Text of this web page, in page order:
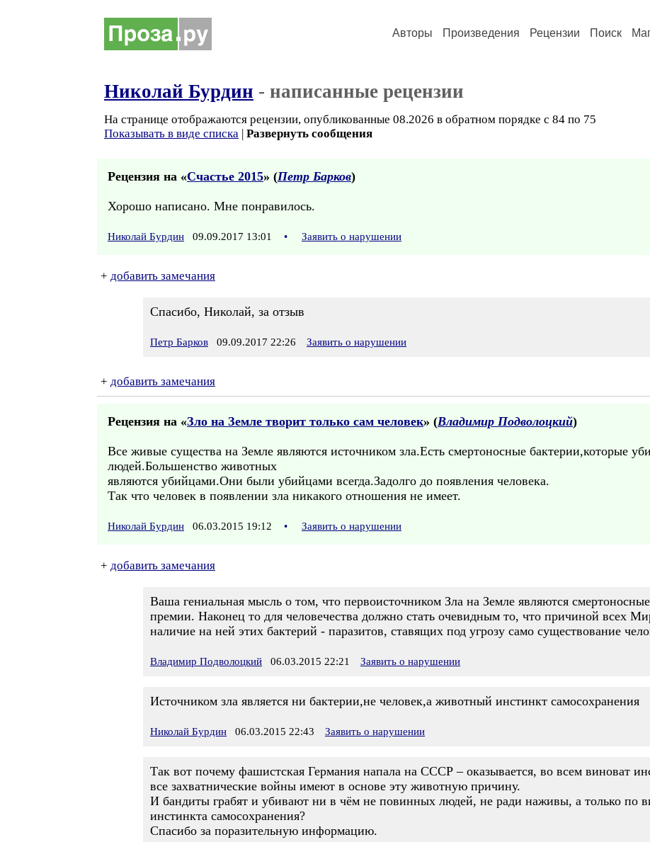
Авторы Произведения Рецензии Поиск
Николай Бурдин - написанные рецензии
На странице отображаются рецензии, опубликованные 08.2026 в обратном порядке с 84 по 75
Показывать в виде списка | Развернуть сообщения
Рецензия на «Счастье 2015» (Петр Барков)
Хорошо написано. Мне понравилось.
Николай Бурдин 09.09.2017 13:01 • Заявить о нарушении
+ добавить замечания
Спасибо, Николай, за отзыв
Петр Барков 09.09.2017 22:26 Заявить о нарушении
+ добавить замечания
Рецензия на «Зло на Земле творит только сам человек» (Владимир Подволоцкий)
Все живые существа на Земле являются источником зла.Есть смертоносные бактерии,которые
людей.Большенство животных
являются убийцами.Они были убийцами всегда.Задолго до появления человека.
Так что человек в появлении зла никакого отношения не имеет.
Николай Бурдин 06.03.2015 19:12 • Заявить о нарушении
+ добавить замечания
Ваша гениальная мысль о том, что первоисточником Зла на Земле являются
премии. Наконец то для человечества должно стать очевидным то, что причиной всех
наличие на ней этих бактерий - паразитов, ставящих под угрозу само существование
Владимир Подволоцкий 06.03.2015 22:21 Заявить о нарушении
Источником зла является ни бактерии,не человек,а животный инстинкт самосохранения
Николай Бурдин 06.03.2015 22:43 Заявить о нарушении
Так вот почему фашистская Германия напала на СССР – оказывается, во всем виноват
все захватнические войны имеют в основе эту животную причину.
И бандиты грабят и убивают ни в чём не повинных людей, не ради наживы, а только по
инстинкта самосохранения?
Спасибо за поразительную информацию.